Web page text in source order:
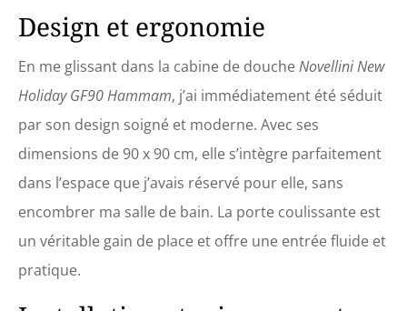
industrielle allemande) |
plage de réglage du profil
mural : 0-15 mm | Cadre en
aluminium noir | 2 portes
coulissantes | Montage
Réversible Veuillez voir
notre boutique Amazon
doporro pour plus
d'équipement de salle de
bains
Design et ergonomie
En me glissant dans la cabine de doucheNovellini New
Holiday GF90 Hammam, j’ai immédiatement été séduit
par son design soigné et moderne. Avec ses
dimensions de 90 x 90 cm, elle s’intègre parfaitement
dans l’espace que j’avais réservé pour elle, sans
encombrer ma salle de bain. La porte coulissante est
un véritable gain de place et offre une entrée fluide et
pratique.